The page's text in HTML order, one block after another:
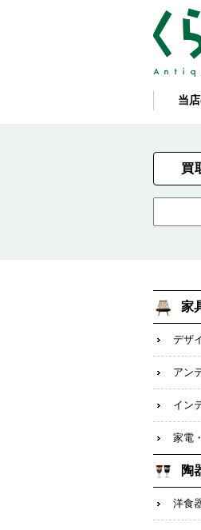
当
買
家
デザ
アン
イン
家電
陶
洋食